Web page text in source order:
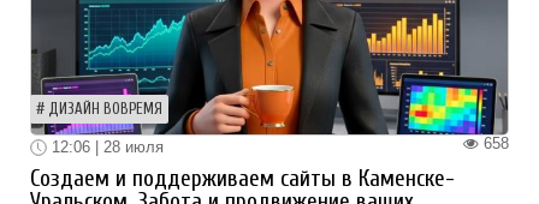
ДИЗАЙН ВОВРЕМЯ
658
12:06 | 28 июля
Создаем и поддерживаем сайты в Каменске-